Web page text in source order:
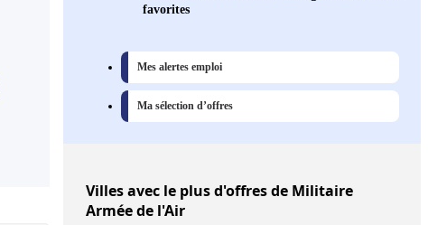
favorites
Mes alertes emploi
Ma sélection d’offres
Villesavec le plus d'offres de Militaire
Armée de l'Air